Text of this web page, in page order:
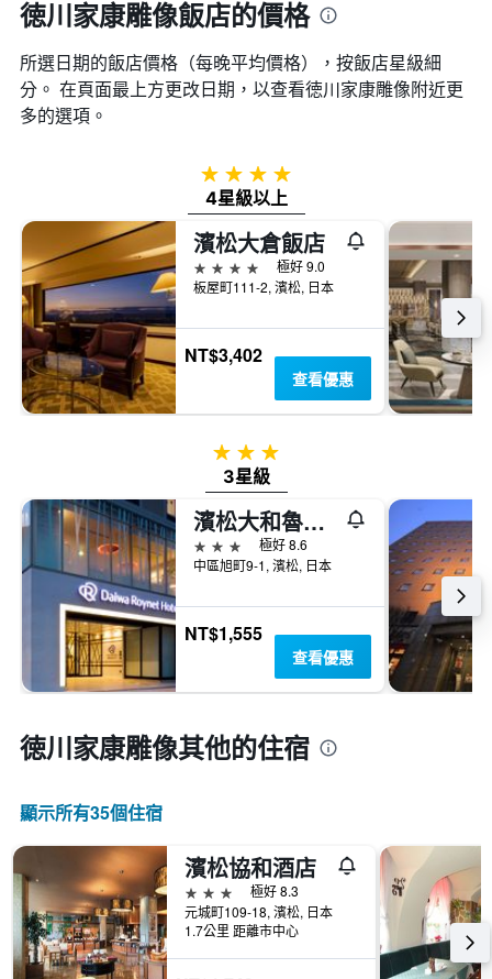
徳川家康雕像飯店的價格
所選日期的飯店價格（每晚平均價格），按飯店星級細
分。 在頁面最上方更改日期，以查看徳川家康雕像​附近更
多的選項。
4星級
4星級以上
濱松大倉飯店
4星級
極好 9.0
板屋町111-2, 濱松, 日本
NT$3,402
查看優惠
3星級
3星級
濱松大和魯內酒店
3星級
極好 8.6
中區旭町9-1, 濱松, 日本
NT$1,555
查看優惠
徳川家康雕像​其他的住宿
顯示所有35​個住宿
濱松協和酒店
3星級
極好 8.3
元城町109-18, 濱松, 日本
1.7公里 距離市中心